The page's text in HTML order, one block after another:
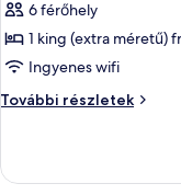
képének
megtekintése:
Családi
6 férőhely
1 king (extra méretű)
Ingyenes wifi
További részletek
Családi